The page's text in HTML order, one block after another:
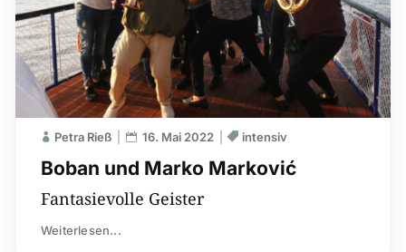
Boban und Marko Marković
Petra Rieß 16. Mai 2022 intensiv
Fantasievolle Geister
Weiterlesen...